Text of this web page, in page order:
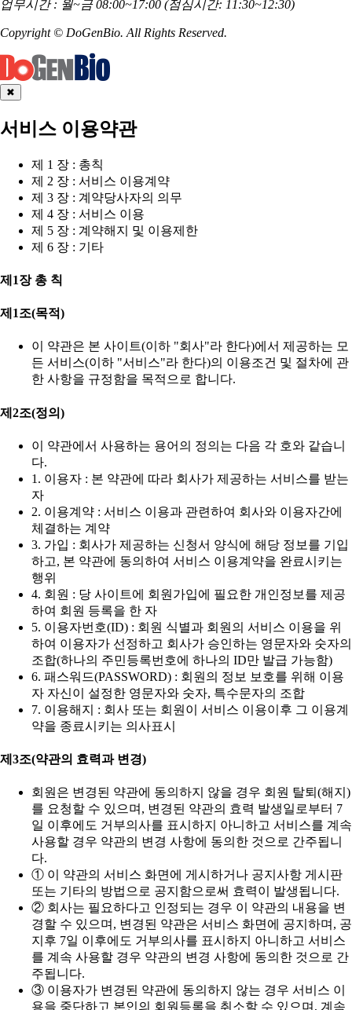
업무시간 : 월~금 08:00~17:00 (점심시간: 11:30~12:30)
Copyright © DoGenBio. All Rights Reserved.
✖
서비스 이용약관
제 1 장 : 총칙
제 2 장 : 서비스 이용계약
제 3 장 : 계약당사자의 의무
제 4 장 : 서비스 이용
제 5 장 : 계약해지 및 이용제한
제 6 장 : 기타
제1장 총 칙
제1조(목적)
이 약관은 본 사이트(이하 "회사"라 한다)에서 제공하는 모
든 서비스(이하 "서비스"라 한다)의 이용조건 및 절차에 관
한 사항을 규정함을 목적으로 합니다.
제2조(정의)
이 약관에서 사용하는 용어의 정의는 다음 각 호와 같습니
다.
1. 이용자 : 본 약관에 따라 회사가 제공하는 서비스를 받는
자
2. 이용계약 : 서비스 이용과 관련하여 회사와 이용자간에
체결하는 계약
3. 가입 : 회사가 제공하는 신청서 양식에 해당 정보를 기입
하고, 본 약관에 동의하여 서비스 이용계약을 완료시키는
행위
4. 회원 : 당 사이트에 회원가입에 필요한 개인정보를 제공
하여 회원 등록을 한 자
5. 이용자번호(ID) : 회원 식별과 회원의 서비스 이용을 위
하여 이용자가 선정하고 회사가 승인하는 영문자와 숫자의
조합(하나의 주민등록번호에 하나의 ID만 발급 가능함)
6. 패스워드(PASSWORD) : 회원의 정보 보호를 위해 이용
자 자신이 설정한 영문자와 숫자, 특수문자의 조합
7. 이용해지 : 회사 또는 회원이 서비스 이용이후 그 이용계
약을 종료시키는 의사표시
제3조(약관의 효력과 변경)
회원은 변경된 약관에 동의하지 않을 경우 회원 탈퇴(해지)
를 요청할 수 있으며, 변경된 약관의 효력 발생일로부터 7
일 이후에도 거부의사를 표시하지 아니하고 서비스를 계속
사용할 경우 약관의 변경 사항에 동의한 것으로 간주됩니
다.
① 이 약관의 서비스 화면에 게시하거나 공지사항 게시판
또는 기타의 방법으로 공지함으로써 효력이 발생됩니다.
② 회사는 필요하다고 인정되는 경우 이 약관의 내용을 변
경할 수 있으며, 변경된 약관은 서비스 화면에 공지하며, 공
지후 7일 이후에도 거부의사를 표시하지 아니하고 서비스
를 계속 사용할 경우 약관의 변경 사항에 동의한 것으로 간
주됩니다.
③ 이용자가 변경된 약관에 동의하지 않는 경우 서비스 이
용을 중단하고 본인의 회원등록을 취소할 수 있으며, 계속